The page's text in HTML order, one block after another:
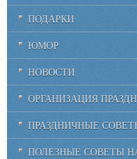
ПОДАРКИ
ЮМОР
НОВОСТИ
ОРГАНИЗАЦИЯ
ПРАЗДНИЧНЫЕ
ПОЛЕЗНЫЕ СОВЕТЫ